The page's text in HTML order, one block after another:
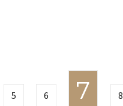
5 6 7 8